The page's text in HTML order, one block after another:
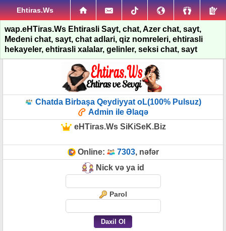
Ehtiras.Ws
wap.eHTiras.Ws Ehtirasli Sayt, chat, Azer chat, sayt,
Medeni chat, sayt, chat adlari, qiz nomreleri, ehtirasli
hekayeler, ehtirasli xalalar, gelinler, seksi chat, sayt
Chatda Birbaşa Qeydiyyat oL(100% Pulsuz)
Admin ile Əlaqə
eHTiras.Ws SiKiSeK.Biz
Online: 7303, nəfər
Nick və ya id
Parol